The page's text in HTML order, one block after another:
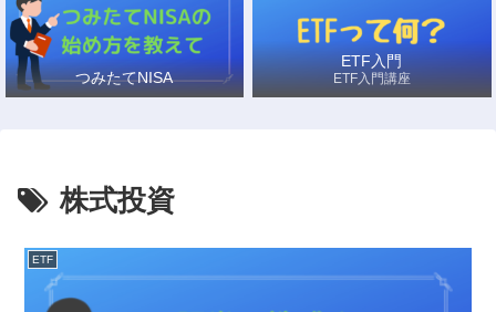
つみたてNISA
ETF入門
ETF入門講座
株式投資
ETF